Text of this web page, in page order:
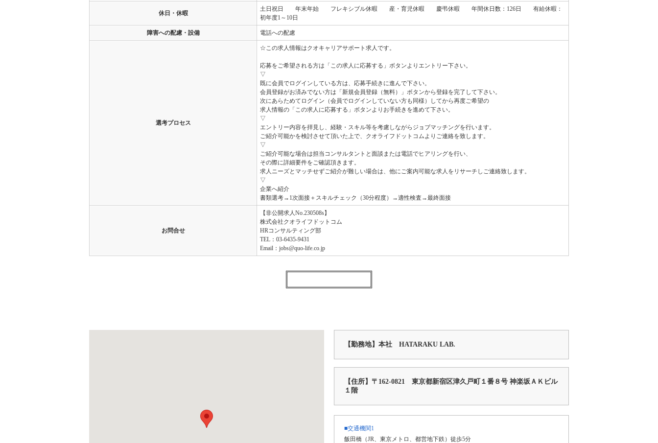
休日・休暇
土日祝日 年末年始 フレキシブル休暇 産・育児休暇 慶弔休暇 年間休日数：126日 有給休暇：
初年度1～10日
障害への配慮・設備 電話への配慮
選考プロセス
☆この求人情報はクオキャリアサポート求人です。
応募をご希望される方は「この求人に応募する」ボタンよりエントリー下さい。
▽
既に会員でログインしている方は、応募手続きに進んで下さい。
会員登録がお済みでない方は「新規会員登録（無料）」ボタンから登録を完了して下さい。
次にあらためてログイン（会員でログインしていない方も同様）してから再度ご希望の
求人情報の「この求人に応募する」ボタンよりお手続きを進めて下さい。
▽
エントリー内容を拝見し、経験・スキル等を考慮しながらジョブマッチングを行います。
ご紹介可能かを検討させて頂いた上で、クオライフドットコムよりご連絡を致します。
▽
ご紹介可能な場合は担当コンサルタントと面談または電話でヒアリングを行い、
その際に詳細要件をご確認頂きます。
求人ニーズとマッチせずご紹介が難しい場合は、他にご案内可能な求人をリサーチしご連絡致します。
▽
企業へ紹介
書類選考→1次面接＋スキルチェック（30分程度）→適性検査→最終面接
お問合せ
【非公開求人No.230508s】
株式会社クオライフドットコム
HRコンサルティング部
TEL：03-6435-9431
Email：jobs@quo-life.co.jp
【勤務地】本社 HATARAKU LAB.
【住所】〒162-0821 東京都新宿区津久戸町１番８号 神楽坂ＡＫビル
１階
■交通機関1
飯田橋（JR、東京メトロ、都営地下鉄）徒歩5分